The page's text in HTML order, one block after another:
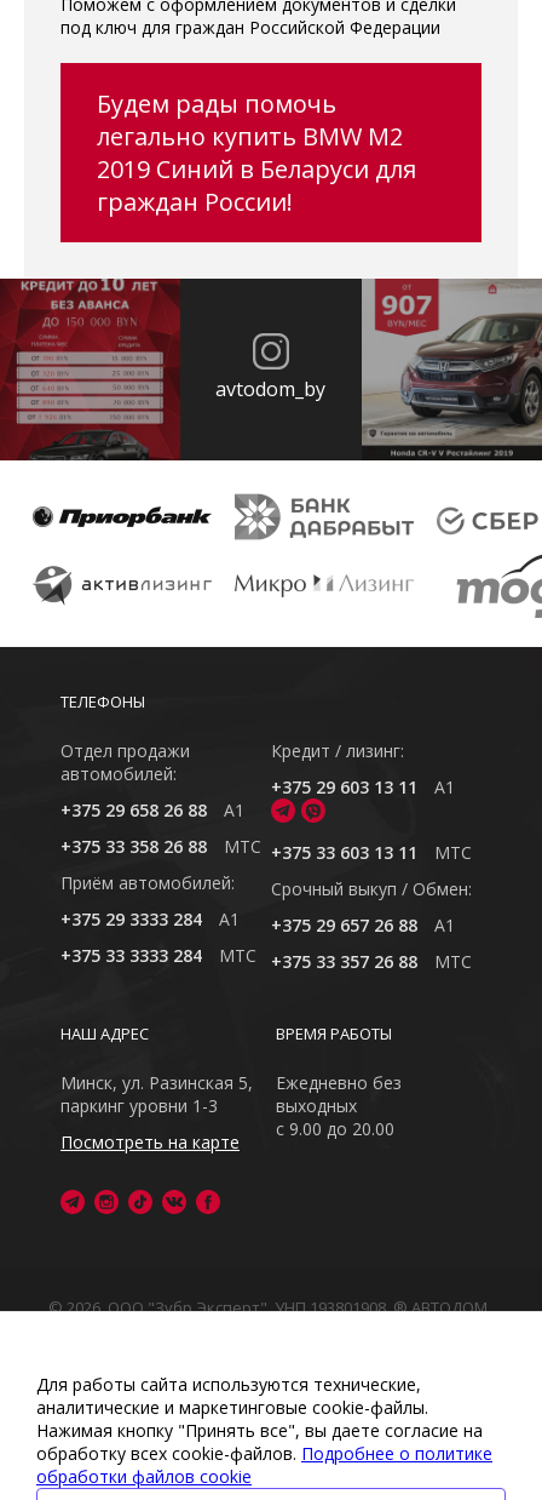
под ключ для граждан Российской Федерации
Будем рады помочь
легально купить BMW M2
2019 Синий в Беларуси для
граждан России!
avtodom_by
ТЕЛЕФОНЫ
Отдел продажи
автомобилей:
+375 29 658 26 88
A1
+375 33 358 26 88
MTC
Приём автомобилей:
+375 29 3333 284
A1
+375 33 3333 284
MTC
Кредит / лизинг:
+375 29 603 13 11
A1
+375 33 603 13 11
MTC
Cрочный выкуп / Обмен:
+375 29 657 26 88
A1
+375 33 357 26 88
MTC
ВРЕМЯ РАБОТЫ
Ежедневно без
выходных
с 9.00 до 20.00
НАШ АДРЕС
Минск, ул. Разинская 5,
паркинг уровни 1-3
Посмотреть на карте
© 2026, ООО "Зубр Эксперт", УНП 193801908. ® АВТОДОМ
сайт носит исключительно информационный характер
Любое использование либо копирование материалов
или подборки материалов сайта, элементов дизайна и
оформления запрещено
Политика обработки персональных данных
Для работы сайта используются технические,
аналитические и маркетинговые сооkіе-файлы.
Нажимая кнопку "Принять все", вы даете согласие на
обработку всех cookie-файлов. Подробнее о политике
обработки файлов cookie